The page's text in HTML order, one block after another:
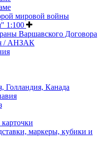
мировой войны
1:100
Варшавского Договора
/ АНЗАК
Канада
маркеры, кубики и